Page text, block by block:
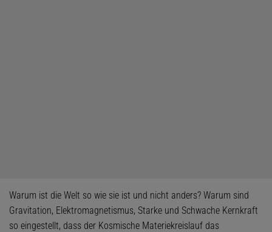
Warum ist die Welt so wie sie ist und nicht anders? Warum sind
Gravitation, Elektromagnetismus, Starke und Schwache Kernkraft
so eingestellt, dass der Kosmische Materiekreislauf das